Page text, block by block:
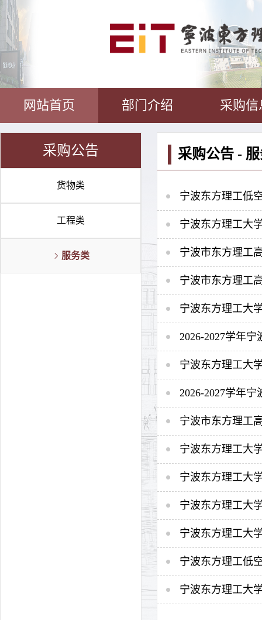
网站首页 部门介绍 采购信
采购公告
货物类
工程类
服务类
采购公告 -
宁波东方理工低
宁波东方理工大
宁波市东方理工
宁波市东方理工
宁波东方理工大
2026-2027学年
宁波东方理工大
2026-2027学年
宁波市东方理工
宁波东方理工大
宁波东方理工大
宁波东方理工大
宁波东方理工大
宁波东方理工低
宁波东方理工大